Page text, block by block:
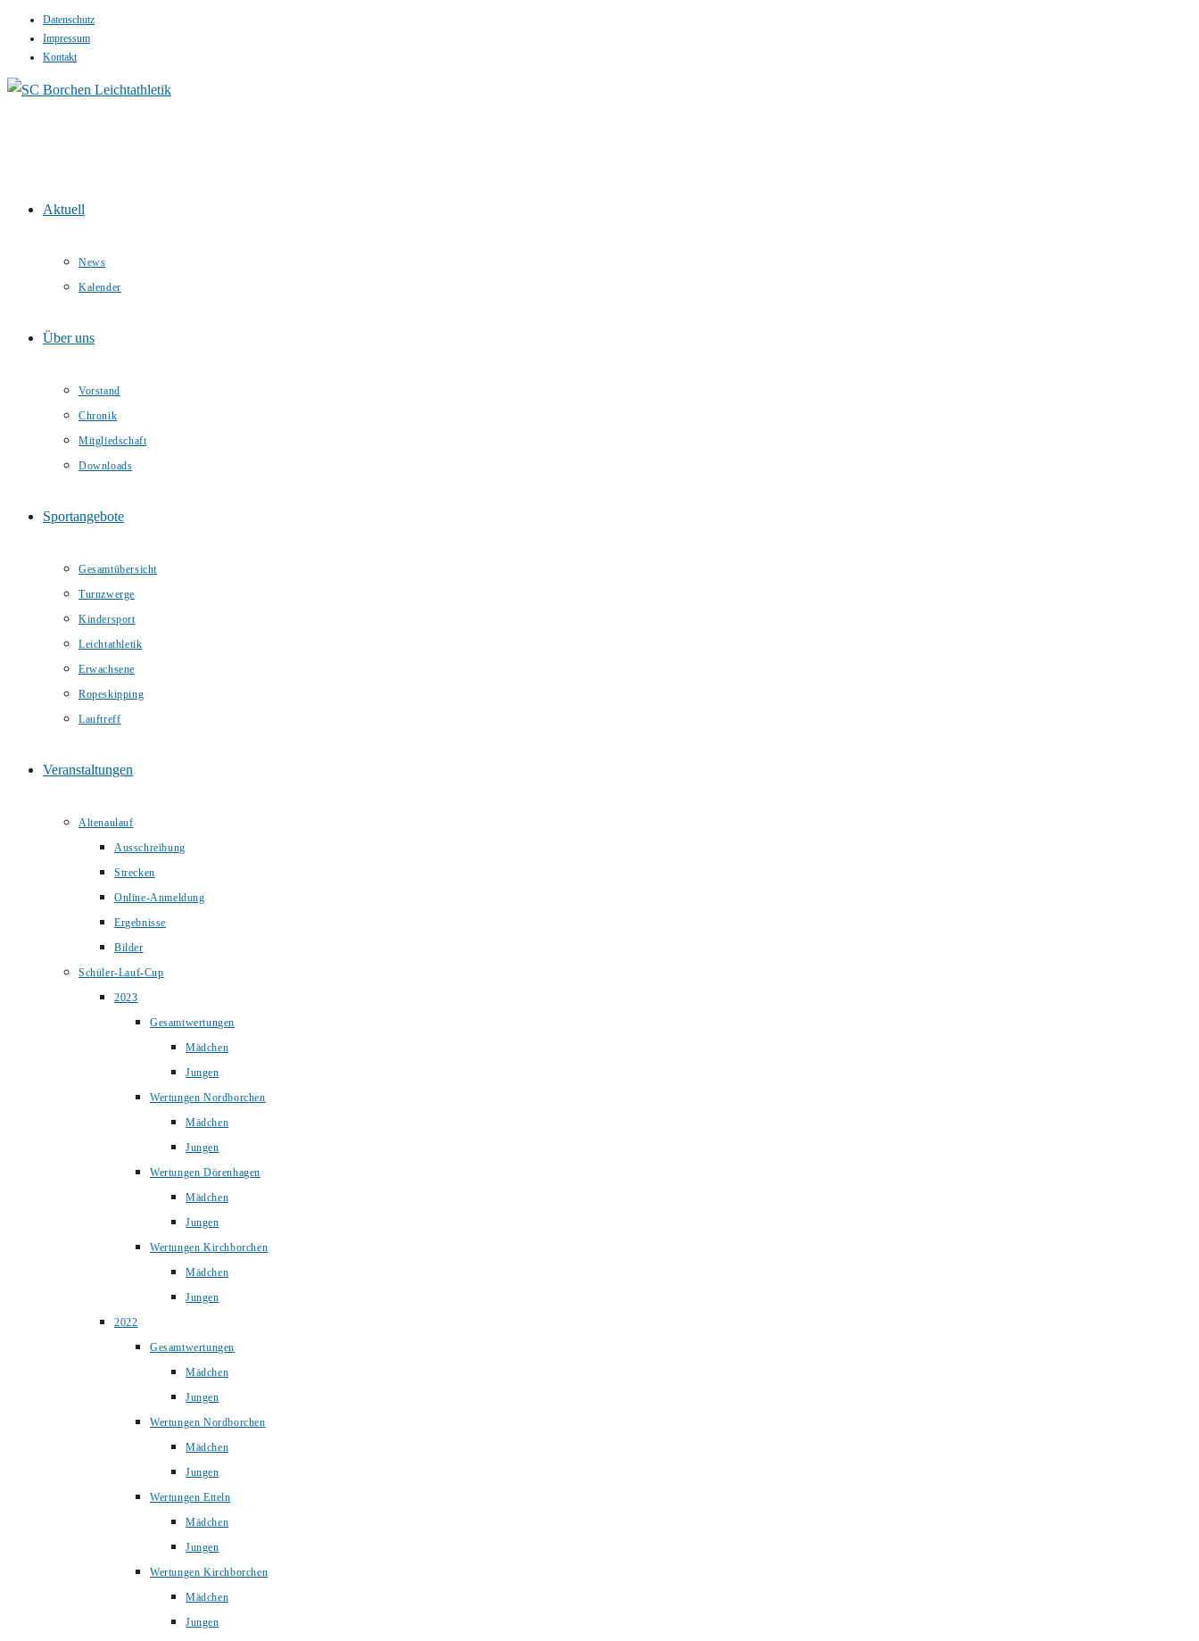
Zum
Datenschutz
Impressum
Kontakt
Aktuell
News
Kalender
Über uns
Vorstand
Chronik
Mitgliedschaft
Downloads
Sportangebote
Gesamtübersicht
Turnzwerge
Kindersport
Leichtathletik
Erwachsene
Ropeskipping
Lauftreff
Veranstaltungen
Altenaulauf
Ausschreibung
Strecken
Online-Anmeldung
Ergebnisse
Bilder
Schüler-Lauf-Cup
2023
Gesamtwertungen
Mädchen
Jungen
Wertungen Nordborchen
Mädchen
Jungen
Wertungen Dörenhagen
Mädchen
Jungen
Wertungen Kirchborchen
Mädchen
Jungen
2022
Gesamtwertungen
Mädchen
Jungen
Wertungen Nordborchen
Mädchen
Jungen
Wertungen Etteln
Mädchen
Jungen
Wertungen Kirchborchen
Mädchen
Jungen